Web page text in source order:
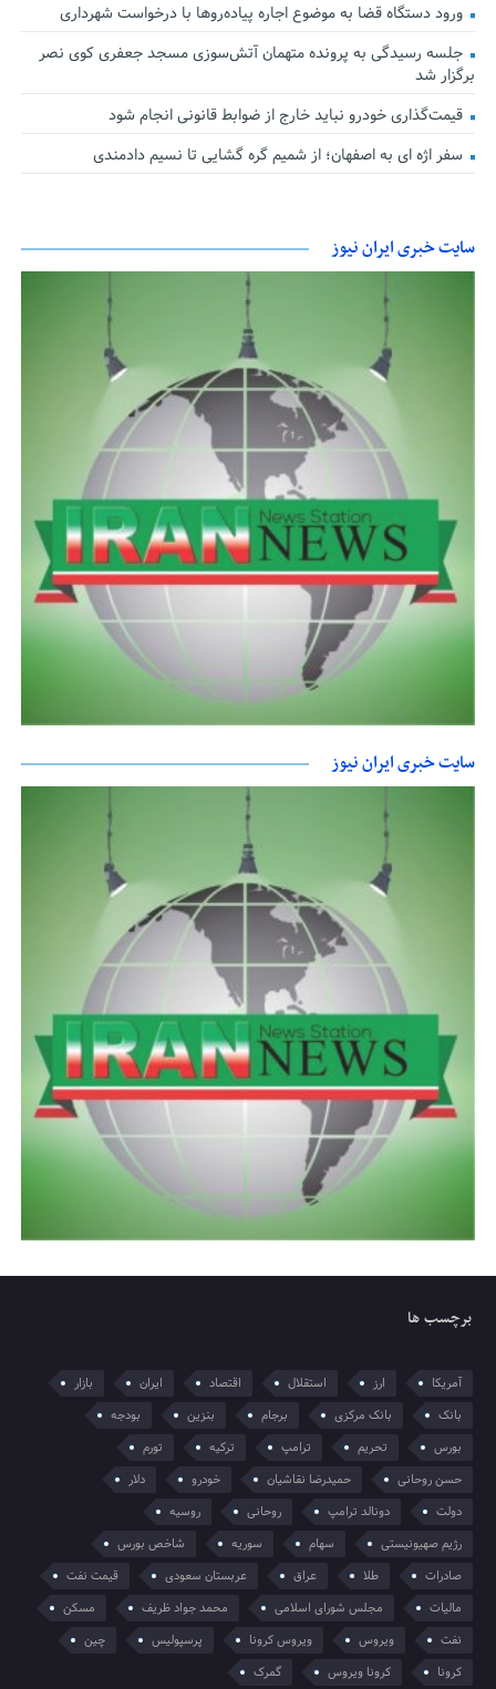
ورود دستگاه قضا به موضوع اجاره پیاده‌روها با درخواست شهرداری
جلسه رسیدگی به پرونده متهمان آتش‌سوزی مسجد جعفری کوی نصر
برگزار شد
قیمت‌گذاری خودرو نباید خارج از ضوابط قانونی انجام شود
سفر اژه ای به اصفهان؛ از شمیم گره گشایی تا نسیم دادمندی
سایت خبری ایران نیوز
سایت خبری ایران نیوز
برچسب ها
آمریکا ارز استقلال اقتصاد ایران
بازار
بانک
بانک مرکزی برجام بنزین
بودجه
بورس
تحریم ترامپ ترکیه
تورم
حسن روحانی
حمیدرضا نقاشیان خودرو
دلار
دولت
دونالد ترامپ روحانی
روسیه
رژیم صهیونیستی
سهام سوریه
شاخص بورس
صادرات
طلا عراق عربستان سعودی
قیمت نفت
مالیات
مجلس شورای اسلامی محمد جواد ظریف
مسکن
نفت
ویروس ویروس کرونا پرسپولیس
چین
کرونا
کرونا ویروس گمرک